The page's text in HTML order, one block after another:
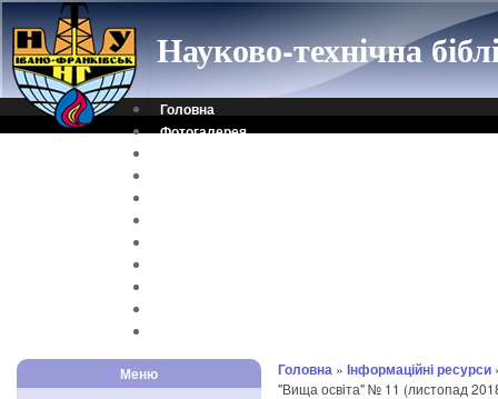
Науково-технічна
Головна
Фотогалерея
Меню Головна » Інформаційні ресурси
"Вища освіта" № 11 (листопад